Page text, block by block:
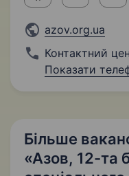
azov.org.ua
Контактний
Показати
Більше
«Азов, 12-та